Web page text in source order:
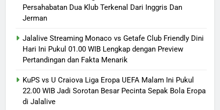
Persahabatan Dua Klub Terkenal Dari Inggris Dan
Jerman
Jalalive Streaming Monaco vs Getafe Club Friendly Dini
Hari Ini Pukul 01.00 WIB Lengkap dengan Preview
Pertandingan dan Fakta Menarik
KuPS vs U Craiova Liga Eropa UEFA Malam Ini Pukul
22.00 WIB Jadi Sorotan Besar Pecinta Sepak Bola Eropa
di Jalalive